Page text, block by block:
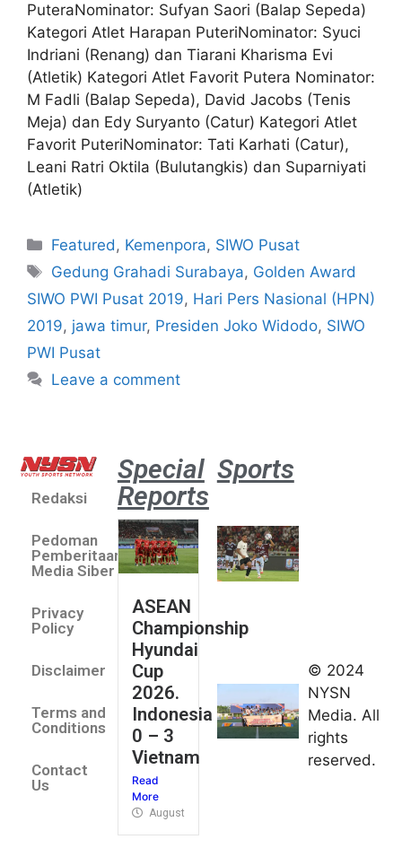
PuteraNominator: Sufyan Saori (Balap Sepeda)
Kategori Atlet Harapan PuteriNominator: Syuci
Indriani (Renang) dan Tiarani Kharisma Evi
(Atletik) Kategori Atlet Favorit Putera Nominator:
M Fadli (Balap Sepeda), David Jacobs (Tenis
Meja) dan Edy Suryanto (Catur) Kategori Atlet
Favorit PuteriNominator: Tati Karhati (Catur),
Leani Ratri Oktila (Bulutangkis) dan Suparniyati
(Atletik)
Featured, Kemenpora, SIWO Pusat
Gedung Grahadi Surabaya, Golden Award
SIWO PWI Pusat 2019, Hari Pers Nasional (HPN)
2019, jawa timur, Presiden Joko Widodo, SIWO
PWI Pusat
Leave a comment
Redaksi
Pedoman
Pemberitaan
Media Siber
Privacy
Policy
Disclaimer
Terms and
Conditions
Contact
Us
Special
Reports
ASEAN
Championship
Hyundai
Cup
2026.
Indonesia
0 – 3
Vietnam
Read
More
August 4, 2026
Sports
umum
Kejurnas
Panahan
Junior di
Kudus
© 2024
NYSN
Media. All
rights
reserved.